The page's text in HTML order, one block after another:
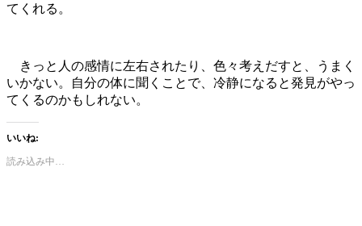
てくれる。
きっと人の感情に左右されたり、色々考えだすと、うまく
いかない。自分の体に聞くことで、冷静になると発見がやっ
てくるのかもしれない。
いいね:
読み込み中…